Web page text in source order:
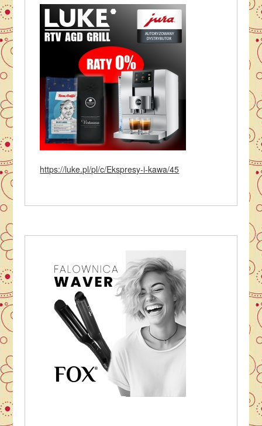
https://luke.pl/pl/c/Ekspresy-i-kawa/45